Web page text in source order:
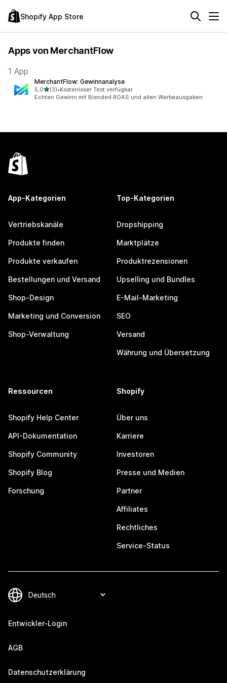
Shopify App Store
Apps von MerchantFlow
1 App
MerchantFlow: Gewinnanalyse
5,0von 5 Sternen
(3)
3 Rezensionen insgesamt
•Kostenloser Test verfügbar
Echten Gewinn mit Blended ROAS und allen Werbeausgaben
App-Kategorien
Vertriebskanäle
Produkte finden
Produkte verkaufen
Bestellungen und Versand
Shop-Design
Marketing und Conversion
Shop-Verwaltung
Top-Kategorien
Dropshipping
Marktplätze
Produktrezensionen
Upselling und Bundles
E-Mail-Marketing
SEO
Versand
Währung und Übersetzung
Ressourcen
Shopify Help Center
API-Dokumentation
Shopify Community
Shopify Blog
Forschung
Shopify
Über uns
Karriere
Investoren
Presse und Medien
Partner
Affiliates
Rechtliches
Service-Status
Entwickler-Login
AGB
Datenschutzerklärung